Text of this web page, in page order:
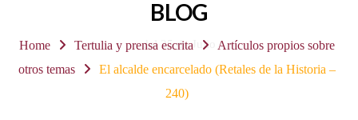
BLOG
Home Tertulia y prensa escrita
Artículos propios sobre
otros temas
El alcalde encarcelado (Retales de la Historia –
240)